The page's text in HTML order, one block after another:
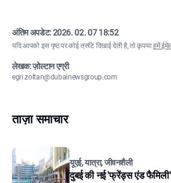
अंतिम अपडेट:2026. 02. 07 18:52
यदि आपको इस पृष्ठ पर कोई त्रुटि दिखाई देती है, तो कृपयाहमें
लेखक: ज़ोल्टान एग्री
egri.zoltan@dubainewsgroup.com
ताज़ा समाचार
यूएई, यात्रा, जीवनशैली
दुबई की नई 'फ्रेंड्स एंड